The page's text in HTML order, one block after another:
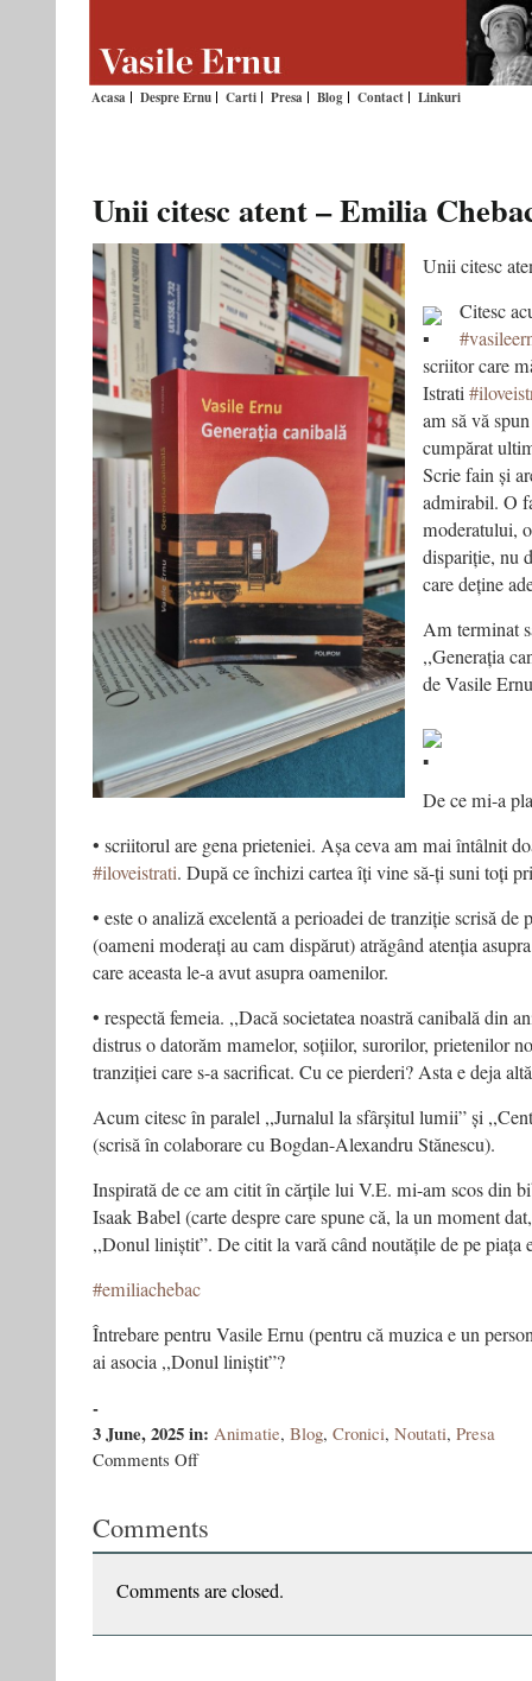
Acasa Despre Ernu Carti Presa Blog Contact Linkuri
Unii citesc atent – Emilia
Unii citesc
Citesc
scriitor care
Istrati
am să vă
cumpărat
Scrie fain și
admirabil. O
moderatului,
dispariție, nu
care deține
Am terminat
,,Generația
de Vasile
De ce mi-a
• scriitorul are gena prieteniei. Așa ceva am mai întâlnit
#iloveistrati. După ce închizi cartea îți vine să-ți suni toți
• este o analiză excelentă a perioadei de tranziție scrisă de
(oameni moderați au cam dispărut) atrăgând atenția
care aceasta le-a avut asupra oamenilor.
• respectă femeia. ,,Dacă societatea noastră canibală din
distrus o datorăm mamelor, soțiilor, surorilor, prietenilor
tranziției care s-a sacrificat. Cu ce pierderi? Asta e deja
Acum citesc în paralel ,,Jurnalul la sfârșitul lumii” și
(scrisă în colaborare cu Bogdan-Alexandru Stănescu).
Inspirată de ce am citit în cărțile lui V.E. mi-am scos din
Isaak Babel (carte despre care spune că, la un moment
,,Donul liniștit”. De citit la vară când noutățile de pe piața
#emiliachebac
Întrebare pentru Vasile Ernu (pentru că muzica e un
ai asocia ,,Donul liniștit”?
-
3 June, 2025in: Animatie, Blog, Cronici, Noutati, Presa
Comments Offon
–
Comments
Comments are closed.